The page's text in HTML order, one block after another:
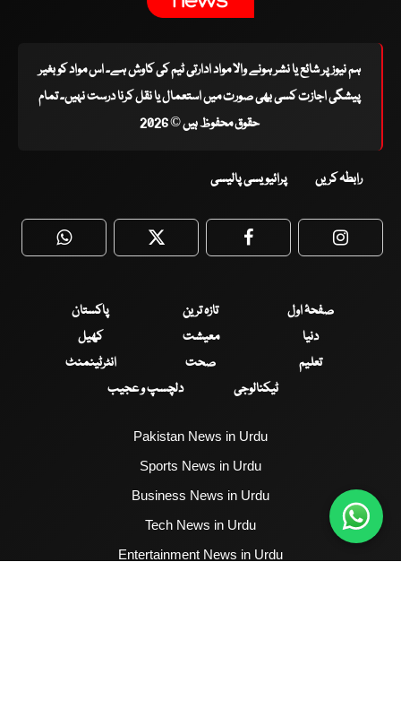
ہم نیوز پر شائع یا نشر ہونے والا مواد ادارتی ٹیم کی کاوش ہے۔ اس مواد کو بغیر
پیشگی اجازت کسی بھی صورت میں استعمال یا نقل کرنا درست نہیں۔ تمام
حقوق محفوظ ہیں © 2026
رابطہ کریں پرائیویسی پالیسی
WhatsApp Twitter Facebook
صفحۂ اول تازہ ترین
پاکستان
دنیا
معیشت
کھیل
تعلیم
صحت
انٹرٹینمنٹ
ٹیکنالوجی
دلچسپ و عجیب
Pakistan News in Urdu
Sports News in Urdu
Business News in Urdu
Tech News in Urdu
Entertainment News in Urdu